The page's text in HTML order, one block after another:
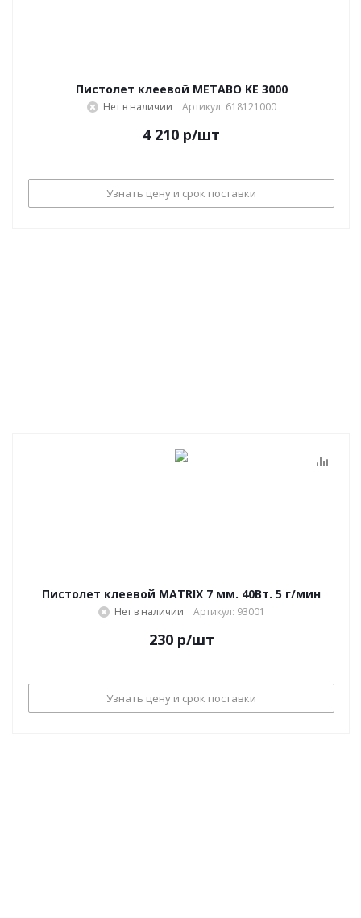
Пистолет клеевой METABO KE 3000
Нет в наличии Артикул: 618121000
4 210 р/шт
Узнать цену и срок поставки
Пистолет клеевой MATRIX 7 мм. 40Вт. 5 г/мин
Нет в наличии Артикул: 93001
230р/шт
Узнать цену и срок поставки